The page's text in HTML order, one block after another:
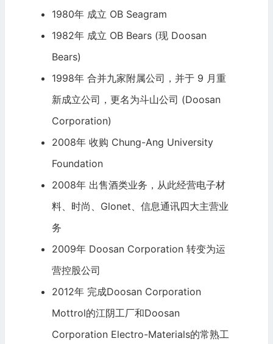
1980年 成立 OB Seagram
1982年 成立 OB Bears (现 Doosan
Bears)
1998年 合并九家附属公司，并于 9 月重
新成立公司，更名为斗山公司 (Doosan
Corporation)
2008年 收购 Chung-Ang University
Foundation
2008年 出售酒类业务，从此经营电子材
料、时尚、Glonet、信息通讯四大主营业
务
2009年 Doosan Corporation 转变为运
营控股公司
2012年 完成Doosan Corporation
Mottrol的江阴工厂和Doosan
Corporation Electro-Materials的常熟工